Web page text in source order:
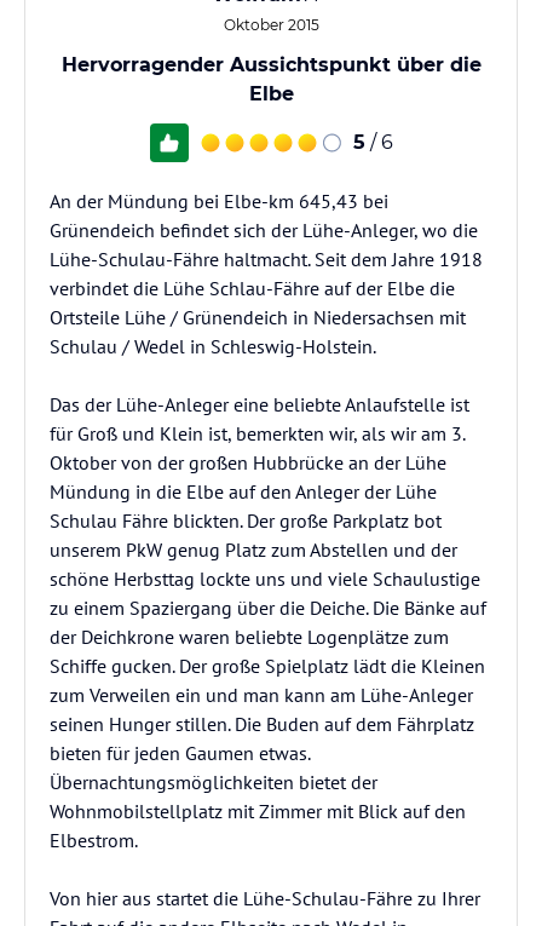
Oktober 2015
Hervorragender Aussichtspunkt über die
Elbe
5 / 6
An der Mündung bei Elbe-km 645,43 bei
Grünendeich befindet sich der Lühe-Anleger, wo die
Lühe-Schulau-Fähre haltmacht. Seit dem Jahre 1918
verbindet die Lühe Schlau-Fähre auf der Elbe die
Ortsteile Lühe / Grünendeich in Niedersachsen mit
Schulau / Wedel in Schleswig-Holstein.
Das der Lühe-Anleger eine beliebte Anlaufstelle ist
für Groß und Klein ist, bemerkten wir, als wir am 3.
Oktober von der großen Hubbrücke an der Lühe
Mündung in die Elbe auf den Anleger der Lühe
Schulau Fähre blickten. Der große Parkplatz bot
unserem PkW genug Platz zum Abstellen und der
schöne Herbsttag lockte uns und viele Schaulustige
zu einem Spaziergang über die Deiche. Die Bänke auf
der Deichkrone waren beliebte Logenplätze zum
Schiffe gucken. Der große Spielplatz lädt die Kleinen
zum Verweilen ein und man kann am Lühe-Anleger
seinen Hunger stillen. Die Buden auf dem Fährplatz
bieten für jeden Gaumen etwas.
Übernachtungsmöglichkeiten bietet der
Wohnmobilstellplatz mit Zimmer mit Blick auf den
Elbestrom.
Von hier aus startet die Lühe-Schulau-Fähre zu Ihrer